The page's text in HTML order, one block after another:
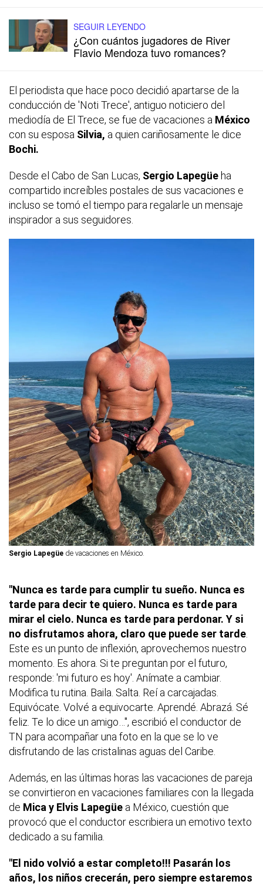
SEGUIR LEYENDO
¿Con cuántos jugadores de River
Flavio Mendoza tuvo romances?
El periodista que hace poco decidió apartarse de la
conducción de 'Noti Trece', antiguo noticiero del
mediodía de El Trece, se fue de vacaciones a México
con su esposa Silvia, a quien cariñosamente le dice
Bochi.
Desde el Cabo de San Lucas, Sergio Lapegüe ha
compartido increíbles postales de sus vacaciones e
incluso se tomó el tiempo para regalarle un mensaje
inspirador a sus seguidores.
Sergio Lapegüe de vacaciones en México.
"Nunca es tarde para cumplir tu sueño. Nunca es
tarde para decir te quiero. Nunca es tarde para
mirar el cielo. Nunca es tarde para perdonar. Y si
no disfrutamos ahora, claro que puede ser tarde.
Este es un punto de inflexión, aprovechemos nuestro
momento. Es ahora. Si te preguntan por el futuro,
responde: 'mi futuro es hoy'. Anímate a cambiar.
Modifica tu rutina. Baila. Salta. Reí a carcajadas.
Equivócate. Volvé a equivocarte. Aprendé. Abrazá. Sé
feliz. Te lo dice un amigo…", escribió el conductor de
TN para acompañar una foto en la que se lo ve
disfrutando de las cristalinas aguas del Caribe.
Además, en las últimas horas las vacaciones de pareja
se convirtieron en vacaciones familiares con la llegada
de Mica y Elvis Lapegüe a México, cuestión que
provocó que el conductor escribiera un emotivo texto
dedicado a su familia.
"El nido volvió a estar completo!!! Pasarán los
años, los niños crecerán, pero siempre estaremos